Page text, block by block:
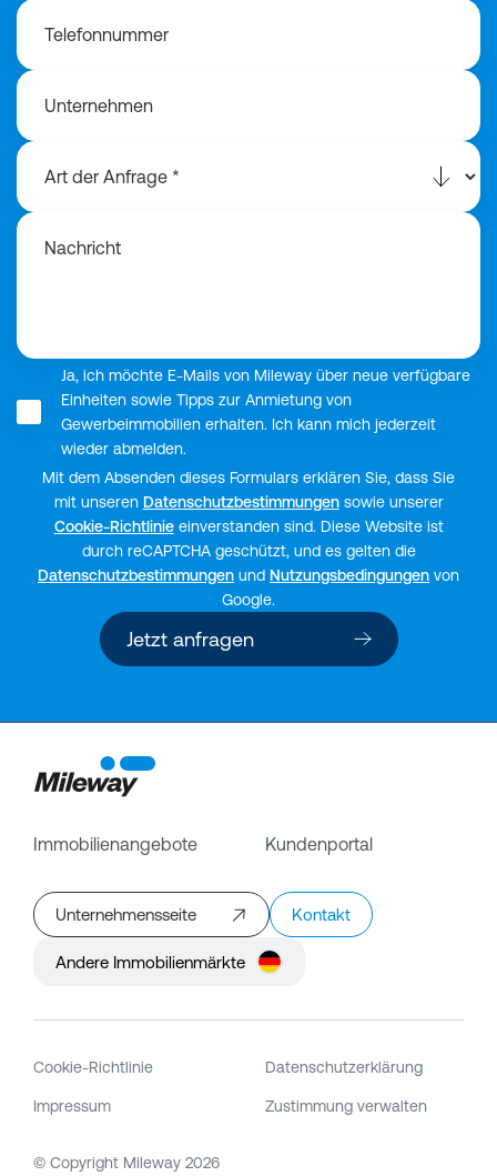
Telefonnummer
Unternehmen
Nachricht
Ja, ich möchte E-Mails von Mileway über neue verfügbare
Einheiten sowie Tipps zur Anmietung von
Gewerbeimmobilien erhalten. Ich kann mich jederzeit
wieder abmelden.
Mit dem Absenden dieses Formulars erklären Sie, dass Sie
mit unseren Datenschutzbestimmungensowie unserer
Cookie-Richtlinieeinverstanden sind. Diese Website ist
durch reCAPTCHA geschützt, und es gelten die
Datenschutzbestimmungen und Nutzungsbedingungen von
Google.
Jetzt anfragen
Immobilienangebote Kundenportal
Unternehmensseite Kontakt
Andere Immobilienmärkte
Cookie-Richtlinie Datenschutzerklärung
Impressum Zustimmung verwalten
© Copyright Mileway 2026